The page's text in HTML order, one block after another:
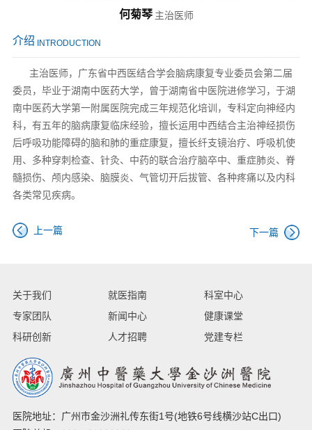
何菊琴 主治医师
介绍 INTRODUCTION
主治医师，广东省中西医结合学会脑病康复专业委员会第二届
委员，毕业于湖南中医药大学，曾于湖南省中医院进修学习，于湖
南中医药大学第一附属医院完成三年规范化培训，专科定向神经内
科，有五年的脑病康复临床经验，擅长运用中西结合主治神经损伤
后呼吸功能障碍的脑和肺的重症康复，擅长纤支镜治疗、呼吸机使
用、多种穿刺检查、针灸、中药的联合治疗脑卒中、重症肺炎、脊
髓损伤、颅内感染、脑膜炎、气管切开后拔管、各种疼痛以及内科
各类常见疾病。
上一篇 下一篇
关于我们 就医指南
科室中心
专家团队
新闻中心
健康课堂
科研创新
人才招聘 党建专栏
医院地址：广州市金沙洲礼传东街1号(地铁6号线横沙站C出口)